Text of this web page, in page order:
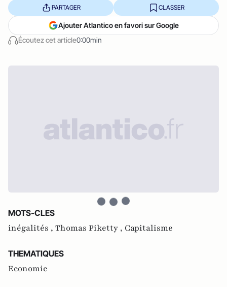
Écoutez cet article0:00min
PARTAGER CLASSER
Ajouter Atlantico en favori sur Google
MOTS-CLES
inégalités , Thomas Piketty , Capitalisme
THEMATIQUES
Economie